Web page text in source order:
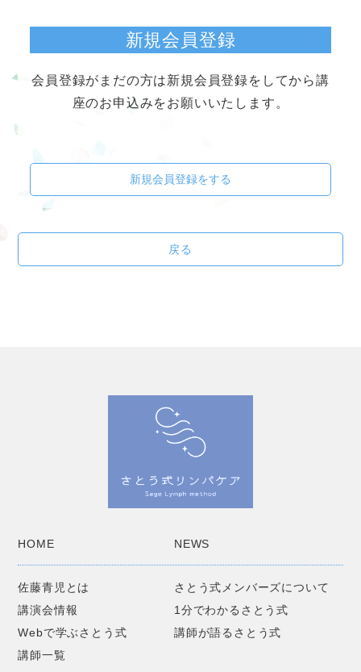
新規会員登録
会員登録がまだの方は新規会員登録をしてから講
座のお申込みをお願いいたします。
新規会員登録をする
戻る
HOME NEWS
佐藤青児とは
さとう式メンバーズについて
講演会情報
1分でわかるさとう式
Webで学ぶさとう式
講師が語るさとう式
講師一覧